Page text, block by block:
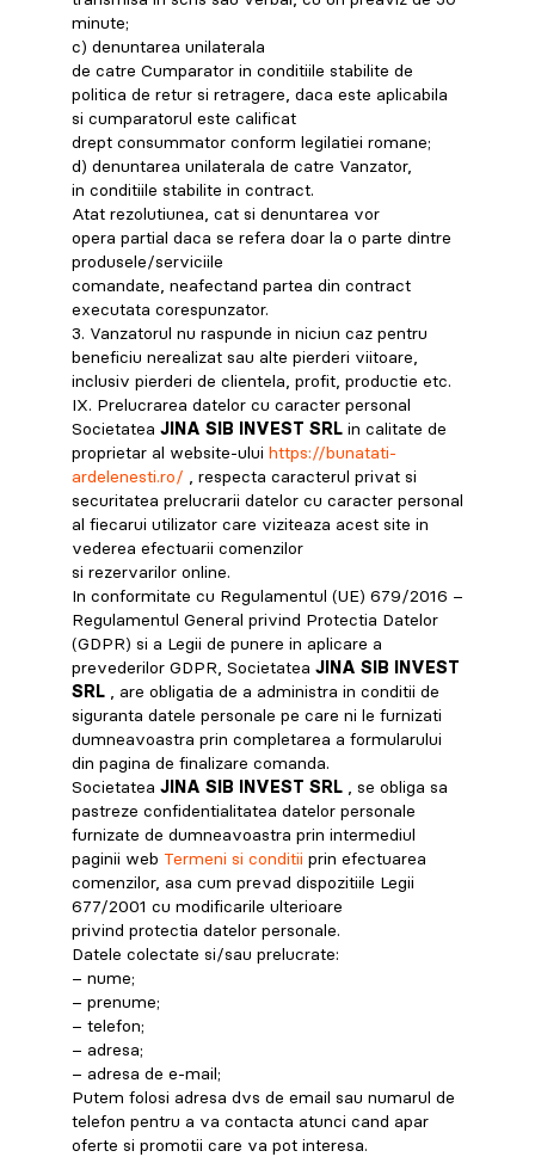
minute;
c) denuntarea unilaterala
de catre Cumparator in conditiile stabilite de
politica de retur si retragere, daca este aplicabila
si cumparatorul este calificat
drept consummator conform legilatiei romane;
d) denuntarea unilaterala de catre Vanzator,
in conditiile stabilite in contract.
Atat rezolutiunea, cat si denuntarea vor
opera partial daca se refera doar la o parte dintre
produsele/serviciile
comandate, neafectand partea din contract
executata corespunzator.
3. Vanzatorul nu raspunde in niciun caz pentru
beneficiu nerealizat sau alte pierderi viitoare,
inclusiv pierderi de clientela, profit, productie etc.
IX. Prelucrarea datelor cu caracter personal
Societatea JINA SIB INVEST SRL in calitate de
proprietar al website-ului https://bunatati-
ardelenesti.ro/ , respecta caracterul privat si
securitatea prelucrarii datelor cu caracter personal
al fiecarui utilizator care viziteaza acest site in
vederea efectuarii comenzilor
si rezervarilor online.
In conformitate cu Regulamentul (UE) 679/2016 –
Regulamentul General privind Protectia Datelor
(GDPR) si a Legii de punere in aplicare a
prevederilor GDPR, Societatea JINA SIB INVEST
SRL , are obligatia de a administra in conditii de
siguranta datele personale pe care ni le furnizati
dumneavoastra prin completarea a formularului
din pagina de finalizare comanda.
Societatea JINA SIB INVEST SRL , se obliga sa
pastreze confidentialitatea datelor personale
furnizate de dumneavoastra prin intermediul
paginii web Termeni si conditii prin efectuarea
comenzilor, asa cum prevad dispozitiile Legii
677/2001 cu modificarile ulterioare
privind protectia datelor personale.
Datele colectate si/sau prelucrate:
– nume;
– prenume;
– telefon;
– adresa;
– adresa de e-mail;
Putem folosi adresa dvs de email sau numarul de
telefon pentru a va contacta atunci cand apar
oferte si promotii care va pot interesa.